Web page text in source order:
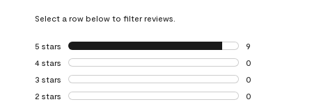
Select a row below to filter reviews.
5 stars stars
9
9 reviews with 5
4 stars stars
0
0 reviews with 4
3 stars stars
0
0 reviews with 3
2 stars stars
0